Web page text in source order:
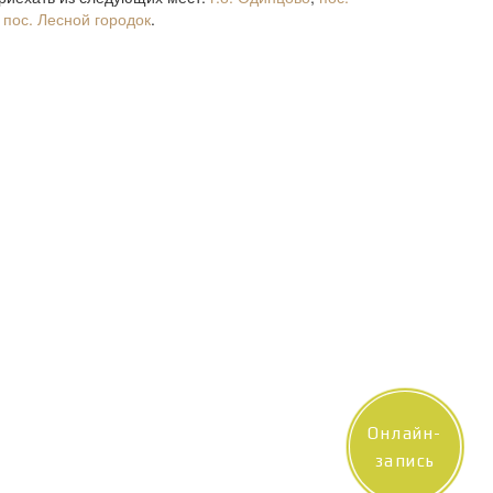
Онлайн-
запись
пос. Лесной городок.